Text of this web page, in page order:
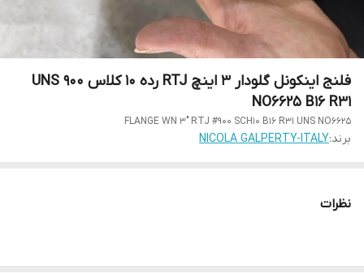
فلنج اینکونل گلودار 3 اینچ RTJ رده 10 کلاس 900 UNS
NO6625 B16 R31
FLANGE WN 3" RTJ #900 SCH10 B16 R31 UNS NO6625
برند:NICOLA GALPERTY-ITALY
نظرات